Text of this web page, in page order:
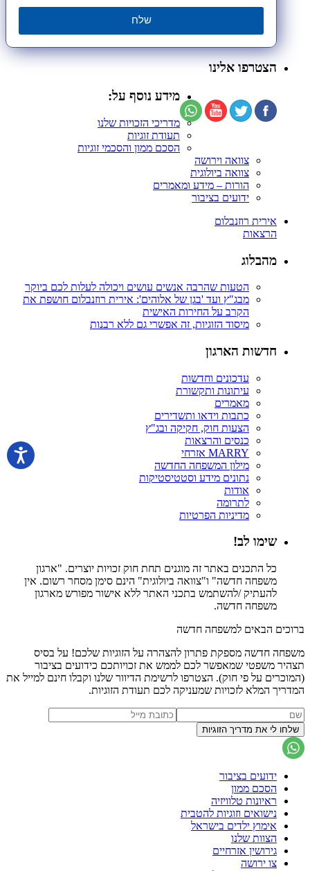
שלח
הצטרפו אלינו
מידע נוסף על:
מדריכי הזכויות שלנו
תעודת זוגיות
הסכם ממון והסכמי זוגיות
צוואה וירושה
צוואה ביולוגית
הורות – מידע ומאמרים
ידועים בציבור
אירית רוזנבלום
הרצאות
מהבלוג
הטעות שהרבה אנשים עושים ויכולה לעלות לכם ביוקר
מבג"ץ ועד 'בגן של אלוהים': אירית רוזנבלום חושפת את
הקרב על החירות האישית
מיסוד הזוגיות, זה אפשרי גם ללא רבנות
חדשות הארגון
עדכונים וחדשות
עיתונות ותקשורת
מאמרים
כתבות וידאו ותשדירים
הצעות חוק, חקיקה ובג"ץ
כנסים והרצאות
MARRY אזרחי
מילון המשפחה החדשה
נתונים מידע וסטטיסטיקות
אודות
לתרומה
מדיניות הפרטיות
שימו לב!
כל התכנים באתר זה מוגנים תחת חוק זכויות יוצרים. "ארגון
משפחה חדשה" ו"צוואה ביולוגית" הינם סימן מסחר רשום. אין
להעתיק /להשתמש בתכני האתר ללא אישור מפורש מארגון
משפחה חדשה.
ברוכים הבאים למשפחה חדשה
משפחה חדשה מספקת פתרון להצהרה על הזוגיות שלכם! על בסיס
תצהיר משפטי שמאפשר לכם לממש את זכויותכם כידועים בציבור
(המוכרים על פי חוק). הצטרפו לרשימת הדיוור שלנו וקבלו חינם למייל את
המדריך המלא לזכויות שמעניקה לכם תעודת הזוגיות.
ידועים בציבור
הסכם ממון
ראיונות טלוויזיה
נישואים וזוגיות להטבית
אימוץ ילדים בישראל
הצוות שלנו
גירושין אזרחיים
צו ירושה